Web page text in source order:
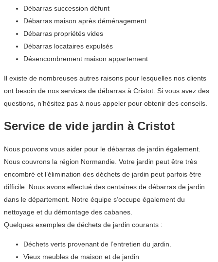
Débarras succession défunt
Débarras maison après déménagement
Débarras propriétés vides
Débarras locataires expulsés
Désencombrement maison appartement
Il existe de nombreuses autres raisons pour lesquelles nos clients
ont besoin de nos services de débarras à Cristot. Si vous avez des
questions, n’hésitez pas à nous appeler pour obtenir des conseils.
Service de vide jardin à Cristot
Nous pouvons vous aider pour le débarras de jardin également.
Nous couvrons la région Normandie. Votre jardin peut être très
encombré et l’élimination des déchets de jardin peut parfois être
difficile. Nous avons effectué des centaines de débarras de jardin
dans le département. Notre équipe s’occupe également du
nettoyage et du démontage des cabanes.
Quelques exemples de déchets de jardin courants :
Déchets verts provenant de l’entretien du jardin.
Vieux meubles de maison et de jardin